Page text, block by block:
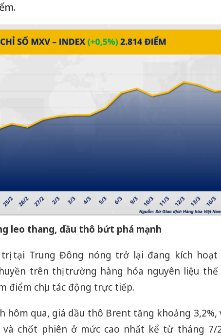
leo thang, dầu thô bứt phá mạnh
trị tại Trung Đông nóng trở lại đang kích
trên thị trường hàng hóa nguyên liệu thế
điểm chịu tác động trực tiếp.
hôm qua, giá dầu thô Brent tăng khoảng 3,2%,
và chốt phiên ở mức cao nhất kể từ tháng 7/